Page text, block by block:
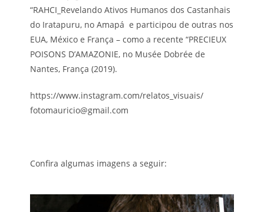
“RAHCI_Revelando Ativos Humanos dos Castanhais
do Iratapuru, no Amapá e participou de outras nos
EUA, México e França – como a recente “PRECIEUX
POISONS D’AMAZONIE, no Musée Dobrée de
Nantes, França (2019).
https://www.instagram.com/relatos_visuais/
fotomauricio@gmail.com
Confira algumas imagens a seguir: